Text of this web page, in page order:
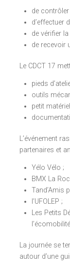
de
d’effectuer
de vérifier
de recevoir
Le CDCT 17
pieds
outils
petit
L’événement
partenaires et
Yélo Vélo ;
BMX La
Tand’Amis
l’UFOLEP ;
Les Petits
La journée se
autour d’une